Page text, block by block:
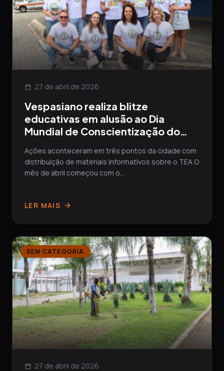
calendar_today 27 de abril de 2026
Vespasiano realiza blitze
educativas em alusão ao Dia
Mundial de Conscientização do
Ações aconteceram em três pontos da cidade com
distribuição de materiais informativos sobre o TEA O
mês de abril começou com o...
LER MAIS arrow_forward
SEM CATEGORIA
calendar_today 27 de abril de 2026